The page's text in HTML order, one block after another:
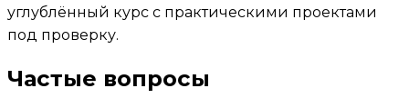
углублённый курс с практическими проектами
под проверку.
Частые вопросы